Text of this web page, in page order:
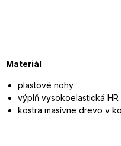
Materiál
plastové nohy
výplň vysokoelastická
kostra masívne drevo v